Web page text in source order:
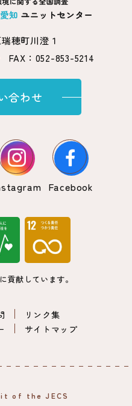
穂町川澄１
FAX：052-853-5214
合わせ
Facebook
リンク集
サイトマップ
貢献しています。
of the JECS